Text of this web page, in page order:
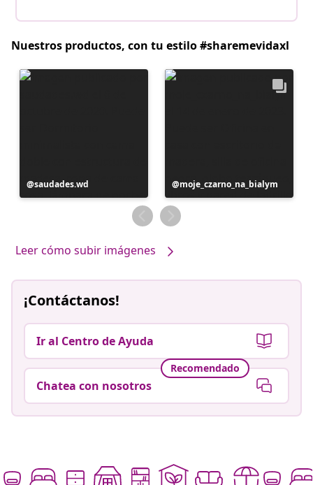
Nuestros productos, con tu estilo #sharemevidaxl
Publicación
realizada
saudades.wd
Publicación
realizada
por
moje_czarno_na_bialym
Leer cómo subir imágenes
¡Contáctanos!
Ir al Centro de Ayuda
Recomendado
Chatea con nosotros